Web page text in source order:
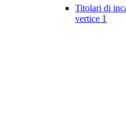
Titolari di
vertice 1